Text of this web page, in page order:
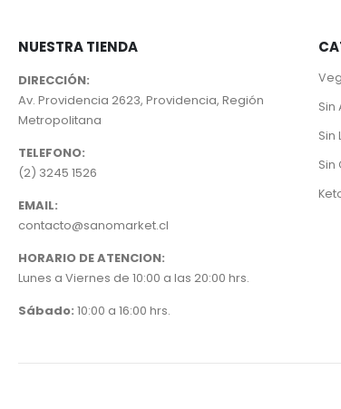
NUESTRA TIENDA
DIRECCIÓN:
Av. Providencia 2623, Providencia, Región
Metropolitana
TELEFONO:
(2) 3245 1526
EMAIL:
contacto@sanomarket.cl
HORARIO DE ATENCION:
Lunes a Viernes de 10:00 a las 20:00 hrs.
Sábado: 10:00 a 16:00 hrs.
Sin
Sin
Sin